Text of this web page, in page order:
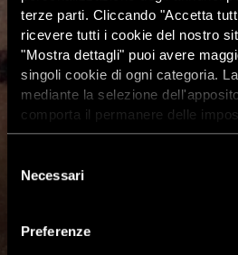
terze parti. Cliccando "Accetta
ricevere tutti i cookie del nostro
"Mostra dettagli" puoi avere
singoli cookie di ogni categoria.
mediante la selezione
comporta il permanere delle
dunque la continuazione della
dei cookie attivi sul sito clicca
delNecessari
Preferenze
definitiva gli